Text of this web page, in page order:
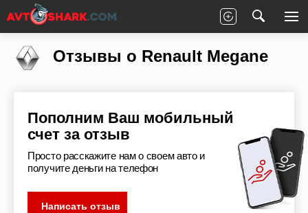
Главная Отзывы Megane
Отзывы о Renault Megane
Пополним Ваш мобильный
счет за отзыв
Просто расскажите нам о своем авто и
получите деньги на телефон
Написать отзыв